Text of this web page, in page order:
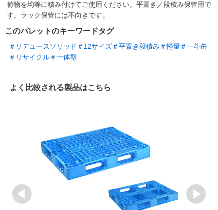
荷物を均等に積み付けてご使用ください。平置き／段積み保管用で
す。ラック保管には不向きです。
このパレットのキーワードタグ
＃リデュースソリッド ＃12サイズ＃平置き段積み＃軽量＃一斗缶
＃リサイクル＃一体型
よく比較される製品はこちら